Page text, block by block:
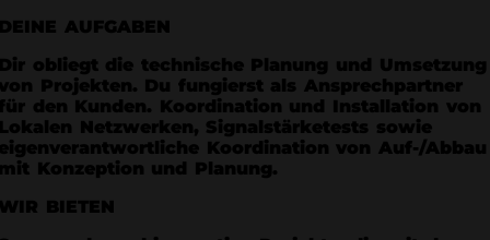
AUFGABEN
obliegt die technische Planung und Umsetzung
Projekten. Du fungierst als Ansprechpartner
den Kunden. Koordination und Installation von
Netzwerken, Signalstärketests sowie
Koordination von Auf-/Abbau
Konzeption und Planung.
BIETEN